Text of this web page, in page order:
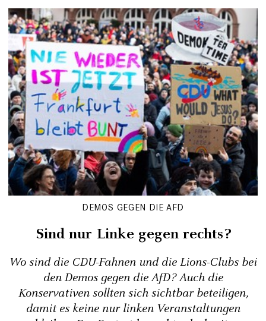
DEMOS GEGEN DIE AFD
Sind nur Linke gegen rechts?
Wo sind die CDU-Fahnen und die Lions-Clubs bei
den Demos gegen die AfD? Auch die
Konservativen sollten sich sichtbar beteiligen,
damit es keine nur linken Veranstaltungen